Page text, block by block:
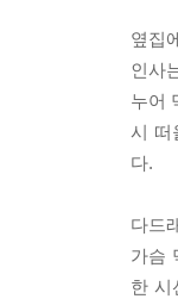
옆집
인사
누어
시 떠
다.
다드
가슴
한 시